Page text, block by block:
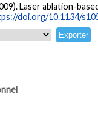
Laser ablation-
doi.org/10.1134/